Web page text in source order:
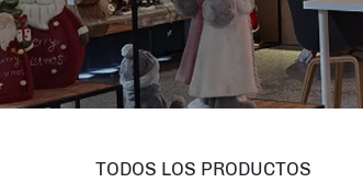
TODOS LOS PRODUCTOS